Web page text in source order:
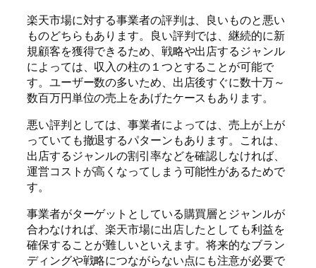
楽天市場に対する事業者の評判は、良いものと悪い
ものどちらもあります。良い評判では、継続的に新
規顧客を獲得できるため、戦略や出店するジャンル
によっては、収入の柱の１つとすることが可能で
す。ユーザー数の多いため、出店後すぐに数十万～
数百万円単位の売上をあげたケースもあります。
悪い評判としては、事業者によっては、売上が上が
っていても撤退するパターンもあります。これは、
出店するジャンルの割引率などを確認しなければ、
運営コストが高くなってしまう可能性があるためで
す。
事業者がターゲットとしている購買層とジャンルが
合わなければ、楽天市場に出店したとしても利益を
確保することが難しいといえます。将来的なブラン
ディングや戦略につながらない点にも注意が必要で